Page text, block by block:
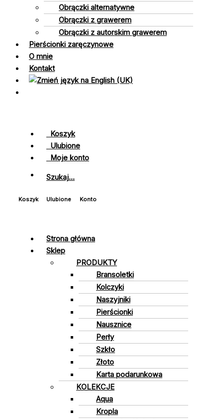
Obrączki alternatywne
Obrączki z grawerem
Obrączki z autorskim grawerem
Pierścionki zaręczynowe
O mnie
Kontakt
Koszyk
Ulubione
Moje konto
Szukaj...
Koszyk Ulubione Konto
Strona główna
Sklep
PRODUKTY
Bransoletki
Kolczyki
Naszyjniki
Pierścionki
Nausznice
Perły
Szkło
Złoto
Karta podarunkowa
KOLEKCJE
Aqua
Kropla